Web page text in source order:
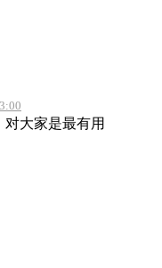
大家是最有用